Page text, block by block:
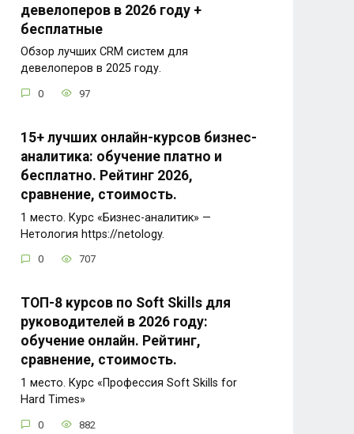
девелоперов в 2026 году +
бесплатные
Обзор лучших CRM систем для
девелоперов в 2025 году.
0 97
15+ лучших онлайн-курсов бизнес-
аналитика: обучение платно и
бесплатно. Рейтинг 2026,
сравнение, стоимость.
1 место. Курс «Бизнес-аналитик» —
Нетология https://netology.
0 707
ТОП-8 курсов по Soft Skills для
руководителей в 2026 году:
обучение онлайн. Рейтинг,
сравнение, стоимость.
1 место. Курс «Профессия Soft Skills for
Hard Times»
0 882